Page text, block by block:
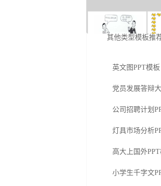
其他类型模板推
英文图PPT模板
党员发展答辩
公司招聘计划
灯具市场分析
高大上国外
小学生千字文